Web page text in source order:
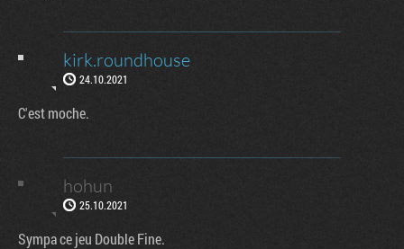
kirk.roundhouse
24.10.2021
C'est moche.
hohun
25.10.2021
Sympa ce jeu Double Fine.